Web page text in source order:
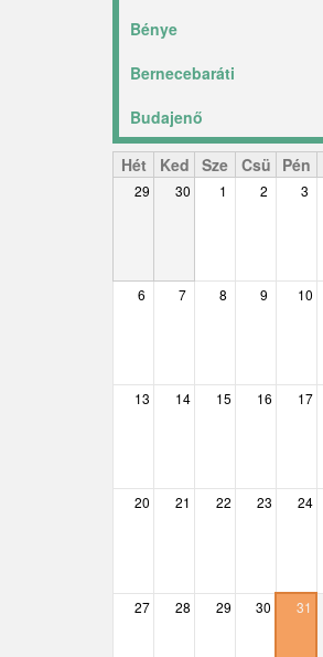
Bénye
Bernecebaráti
Budajenő
Ceglédbercel
Csobánka
Csörög
Délegyháza
Dunabogdány
Hét Ked Sze Csü Pén
29 30 1 2 3
6 7 8 9 10
13 14 15 16 17
20 21 22 23 24
27 28 29 30 31